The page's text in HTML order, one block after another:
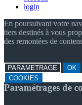
login
En poursuivant votre
tiers destinés à vous
des remontées de
PARAMETRAGE OK
COOKIES
Paramétrages de